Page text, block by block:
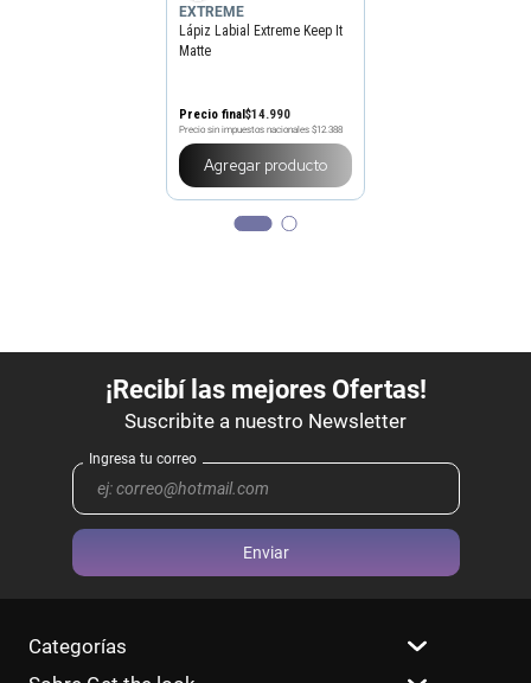
EXTREME
Lápiz Labial Extreme Keep It
Matte
Precio final$14.990
Precio sin impuestos nacionales $12.388
Agregar producto
Enviar
Categorías